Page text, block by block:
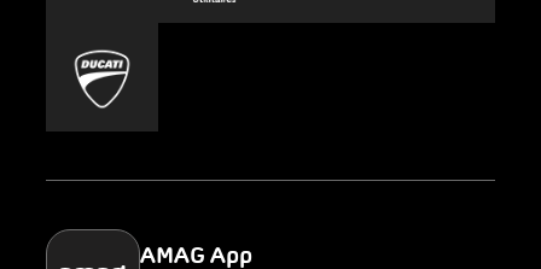
Mobility-as-a-Service
Parking
AMAG App